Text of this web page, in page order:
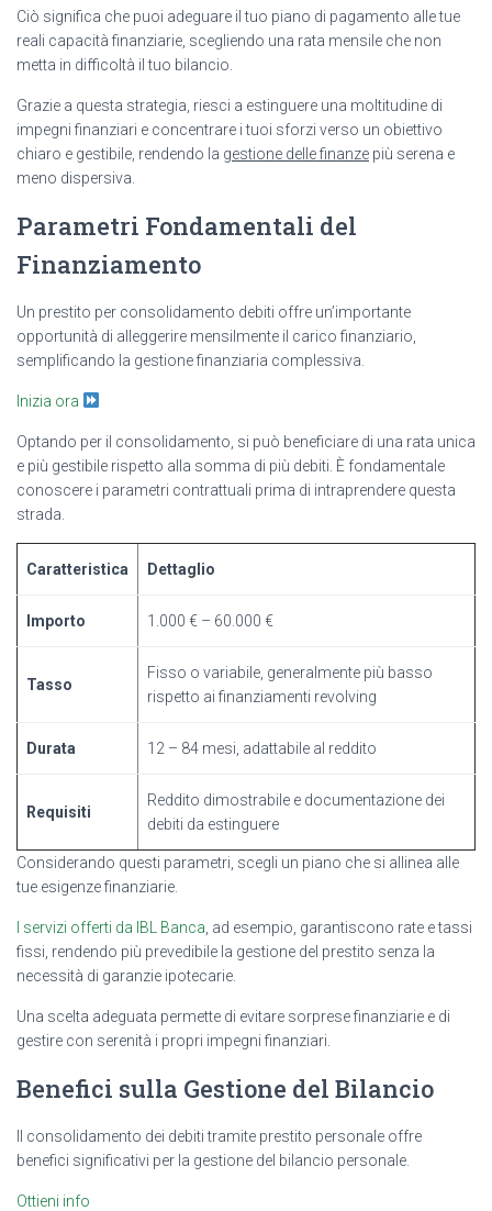
Ciò significa che puoi adeguare il tuo piano di pagamento alle tue
reali capacità finanziarie, scegliendo una rata mensile che non
metta in difficoltà il tuo bilancio.
Grazie a questa strategia, riesci a estinguere una moltitudine di
impegni finanziari e concentrare i tuoi sforzi verso un obiettivo
chiaro e gestibile, rendendo la gestione delle finanze più serena e
meno dispersiva.
Parametri Fondamentali del
Finanziamento
Un prestito per consolidamento debiti offre un’importante
opportunità di alleggerire mensilmente il carico finanziario,
semplificando la gestione finanziaria complessiva.
Inizia ora
Optando per il consolidamento, si può beneficiare di una rata unica
e più gestibile rispetto alla somma di più debiti. È fondamentale
conoscere i parametri contrattuali prima di intraprendere questa
strada.
Caratteristica Dettaglio
Importo 1.000 € – 60.000 €
Tasso
Fisso o variabile, generalmente più basso
rispetto ai finanziamenti revolving
Durata 12 – 84 mesi, adattabile al reddito
Requisiti
Reddito dimostrabile e documentazione dei
debiti da estinguere
Considerando questi parametri, scegli un piano che si allinea alle
tue esigenze finanziarie.
I servizi offerti da IBL Banca , ad esempio, garantiscono rate e tassi
fissi, rendendo più prevedibile la gestione del prestito senza la
necessità di garanzie ipotecarie.
Una scelta adeguata permette di evitare sorprese finanziarie e di
gestire con serenità i propri impegni finanziari.
Benefici sulla Gestione del Bilancio
Il consolidamento dei debiti tramite prestito personale offre
benefici significativi per la gestione del bilancio personale.
Ottieni info